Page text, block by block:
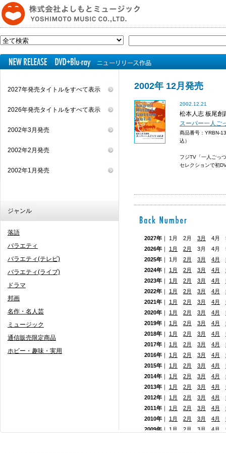
2027年発売タイトルをすべて表示
2026年発売タイトルをすべて表示
2002年3月発売
2002年2月発売
2002年1月発売
ジャンル
落語
バラエティ
バラエティ(テレビ)
バラエティ(ライブ)
ドラマ
邦画
名作・名人芸
ミュージック
通信販売限定商品
ホビー・趣味・実用
2002年 12月発売
2002.12.21
松本人志 板尾創
スーパー一人ご
商品番号：YRBN-
込）
フジTV「一人ごっ
セレクションで初
2027年 ｜ 1月 2月 3月
4月
2026年 ｜ 1月 2月
3月 4月
2025年 ｜ 1月 2月 3月 4月
2024年 ｜ 1月 2月 3月 4月
2023年 ｜ 1月 2月 3月 4月
2022年 ｜ 1月 2月 3月 4月
2021年 ｜ 1月 2月 3月 4月
2020年 ｜ 1月 2月 3月 4月
2019年 ｜ 1月 2月 3月 4月
2018年 ｜ 1月 2月 3月 4月
2017年 ｜ 1月 2月 3月 4月
2016年 ｜ 1月 2月 3月 4月
2015年 ｜ 1月 2月 3月 4月
2014年 ｜ 1月 2月 3月 4月
2013年 ｜ 1月 2月 3月 4月
2012年 ｜ 1月 2月 3月 4月
2011年 ｜ 1月 2月 3月 4月
2010年 ｜ 1月 2月 3月 4月
2009年 ｜ 1月 2月 3月 4月